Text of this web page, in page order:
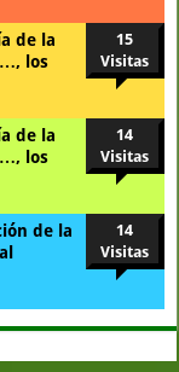
de la
los
15
Visitas
de la
los
14
Visitas
de la
14
Visitas